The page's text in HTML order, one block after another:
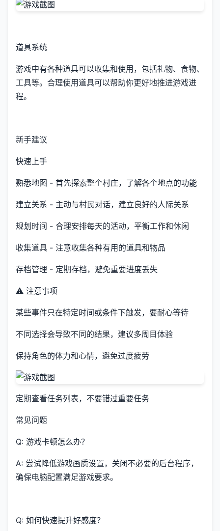
道具系统
游戏中有各种道具可以收集和使用，包括礼物、食物、
工具等。合理使用道具可以帮助你更好地推进游戏进
程。
新手建议
快速上手
熟悉地图 - 首先探索整个村庄，了解各个地点的功能
建立关系 - 主动与村民对话，建立良好的人际关系
规划时间 - 合理安排每天的活动，平衡工作和休闲
收集道具 - 注意收集各种有用的道具和物品
存档管理 - 定期存档，避免重要进度丢失
⚠️ 注意事项
某些事件只在特定时间或条件下触发，要耐心等待
不同选择会导致不同的结果，建议多周目体验
保持角色的体力和心情，避免过度疲劳
定期查看任务列表，不要错过重要任务
常见问题
Q: 游戏卡顿怎么办？
A: 尝试降低游戏画质设置，关闭不必要的后台程序，
确保电脑配置满足游戏要求。
Q: 如何快速提升好感度？